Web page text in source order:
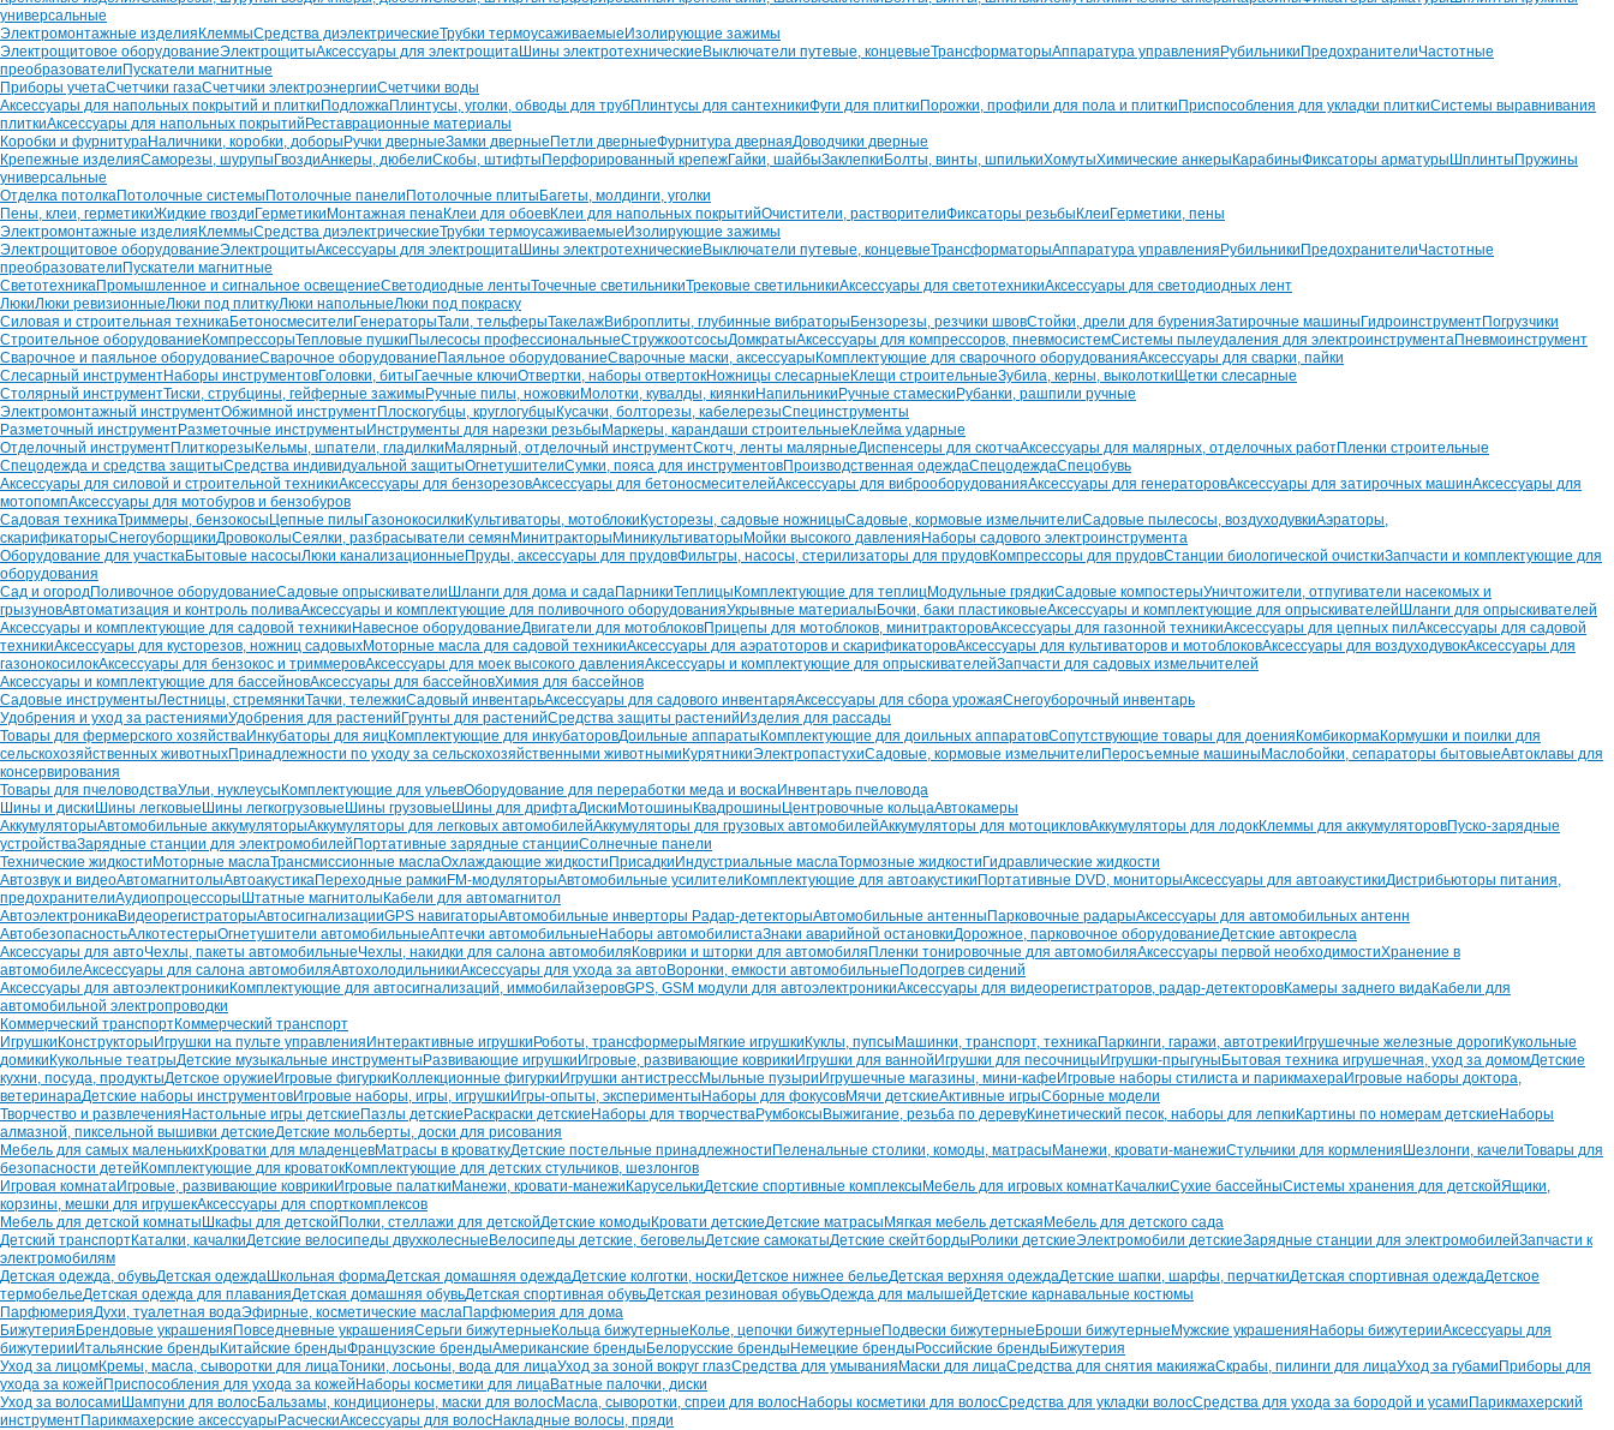
универсальные
Электромонтажные изделия КлеммыСредства диэлектрическиеТрубки термоусаживаемые Изолирующие зажимы
Электрощитовое оборудованиеЭлектрощитыАксессуары для электрощитаШины электротехнические Выключатели путевые, концевыеТрансформаторыАппаратура управления Рубильники ПредохранителиЧастотные
преобразователи Пускатели магнитные
Приборы учетаСчетчики газаСчетчики электроэнергииСчетчики воды
Аксессуары для напольных покрытий и плитки ПодложкаПлинтусы, уголки, обводы для трубПлинтусы для сантехникиФуги для плитки Порожки, профили для пола и плитки Приспособления для укладки плиткиСистемы выравнивания
плиткиАксессуары для напольных покрытий Реставрационные материалы
Коробки и фурнитураНаличники, коробки, доборы Ручки дверныеЗамки дверные Петли дверныеФурнитура двернаяДоводчики дверные
Крепежные изделияСаморезы, шурупы ГвоздиАнкеры, дюбелиСкобы, штифты Перфорированный крепежГайки, шайбыЗаклепки Болты, винты, шпилькиХомутыХимические анкеры КарабиныФиксаторы арматуры Шплинты Пружины
универсальные
Отделка потолкаПотолочные системы Потолочные панели Потолочные плиты Багеты, молдинги, уголки
Пены, клеи, герметикиЖидкие гвозди Герметики Монтажная пенаКлеи для обоевКлеи для напольных покрытийОчистители, растворителиФиксаторы резьбы Клеи Герметики, пены
Электромонтажные изделия КлеммыСредства диэлектрическиеТрубки термоусаживаемые Изолирующие зажимы
Электрощитовое оборудованиеЭлектрощитыАксессуары для электрощитаШины электротехнические Выключатели путевые, концевыеТрансформаторыАппаратура управления Рубильники ПредохранителиЧастотные
преобразователи Пускатели магнитные
СветотехникаПромышленное и сигнальное освещениеСветодиодные лентыТочечные светильникиТрековые светильникиАксессуары для светотехникиАксессуары для светодиодных лент
ЛюкиЛюки ревизионныеЛюки под плиткуЛюки напольныеЛюки под покраску
Силовая и строительная техникаБетоносмесители ГенераторыТали, тельферыТакелажВиброплиты, глубинные вибраторы Бензорезы, резчики швовСтойки, дрели для буренияЗатирочные машины ГидроинструментПогрузчики
Строительное оборудование КомпрессорыТепловые пушки Пылесосы профессиональныеСтружкоотсосыДомкратыАксессуары для компрессоров, пневмосистемСистемы пылеудаления для электроинструментаПневмоинструмент
Сварочное и паяльное оборудованиеСварочное оборудование Паяльное оборудованиеСварочные маски, аксессуары Комплектующие для сварочного оборудованияАксессуары для сварки, пайки
Слесарный инструментНаборы инструментовГоловки, биты Гаечные ключиОтвертки, наборы отвертокНожницы слесарные Клещи строительныеЗубила, керны, выколотки Щетки слесарные
Столярный инструментТиски, струбцины, гейферные зажимы Ручные пилы, ножовки Молотки, кувалды, киянки Напильники Ручные стамески Рубанки, рашпили ручные
Электромонтажный инструментОбжимной инструментПлоскогубцы, круглогубцы Кусачки, болторезы, кабелерезыСпецинструменты
Разметочный инструментРазметочные инструменты Инструменты для нарезки резьбы Маркеры, карандаши строительные Клейма ударные
Отделочный инструментПлиткорезы Кельмы, шпатели, гладилки Малярный, отделочный инструментСкотч, ленты малярныеДиспенсеры для скотчаАксессуары для малярных, отделочных работПленки строительные
Спецодежда и средства защитыСредства индивидуальной защитыОгнетушителиСумки, пояса для инструментовПроизводственная одеждаСпецодеждаСпецобувь
Аксессуары для силовой и строительной техникиАксессуары для бензорезовАксессуары для бетоносмесителейАксессуары для виброоборудованияАксессуары для генераторовАксессуары для затирочных машинАксессуары для
мотопомпАксессуары для мотобуров и бензобуров
Садовая техникаТриммеры, бензокосы Цепные пилы Газонокосилки Культиваторы, мотоблоки Кусторезы, садовые ножницыСадовые, кормовые измельчителиСадовые пылесосы, воздуходувкиАэраторы,
скарификаторыСнегоуборщикиДровоколыСеялки, разбрасыватели семян Минитракторы Миникультиваторы Мойки высокого давления Наборы садового электроинструмента
Оборудование для участкаБытовые насосыЛюки канализационные Пруды, аксессуары для прудовФильтры, насосы, стерилизаторы для прудовКомпрессоры для прудовСтанции биологической очисткиЗапчасти и комплектующие для
оборудования
Сад и огородПоливочное оборудованиеСадовые опрыскиватели Шланги для дома и садаПарникиТеплицы Комплектующие для теплицМодульные грядкиСадовые компостерыУничтожители, отпугиватели насекомых и
грызуновАвтоматизация и контроль поливаАксессуары и комплектующие для поливочного оборудованияУкрывные материалы Бочки, баки пластиковыеАксессуары и комплектующие для опрыскивателей Шланги для опрыскивателей
Аксессуары и комплектующие для садовой техники Навесное оборудованиеДвигатели для мотоблоковПрицепы для мотоблоков, минитракторовАксессуары для газонной техникиАксессуары для цепных пилАксессуары для садовой
техникиАксессуары для кусторезов, ножниц садовыхМоторные масла для садовой техникиАксессуары для аэратоторов и скарификаторовАксессуары для культиваторов и мотоблоковАксессуары для воздуходувокАксессуары для
газонокосилокАксессуары для бензокос и триммеровАксессуары для моек высокого давленияАксессуары и комплектующие для опрыскивателейЗапчасти для садовых измельчителей
Аксессуары и комплектующие для бассейновАксессуары для бассейновХимия для бассейнов
Садовые инструментыЛестницы, стремянкиТачки, тележкиСадовый инвентарьАксессуары для садового инвентаряАксессуары для сбора урожаяСнегоуборочный инвентарь
Удобрения и уход за растениямиУдобрения для растений Грунты для растенийСредства защиты растений Изделия для рассады
Товары для фермерского хозяйстваИнкубаторы для яицКомплектующие для инкубаторовДоильные аппараты Комплектующие для доильных аппаратовСопутствующие товары для доения КомбикормаКормушки и поилки для
сельскохозяйственных животныхПринадлежности по уходу за сельскохозяйственными животными КурятникиЭлектропастухиСадовые, кормовые измельчители Перосъемные машины Маслобойки, сепараторы бытовыеАвтоклавы для
консервирования
Товары для пчеловодстваУльи, нуклеусы Комплектующие для ульевОборудование для переработки меда и воскаИнвентарь пчеловода
Шины и диски Шины легковые Шины легкогрузовые Шины грузовые Шины для дрифтаДиски Мотошины Квадрошины Центровочные кольцаАвтокамеры
АккумуляторыАвтомобильные аккумуляторыАккумуляторы для легковых автомобилейАккумуляторы для грузовых автомобилейАккумуляторы для мотоцикловАккумуляторы для лодокКлеммы для аккумуляторовПуско-зарядные
устройстваЗарядные станции для электромобилей Портативные зарядные станцииСолнечные панели
Технические жидкости Моторные маслаТрансмиссионные маслаОхлаждающие жидкости Присадки Индустриальные маслаТормозные жидкости Гидравлические жидкости
Автозвук и видеоАвтомагнитолыАвтоакустикаПереходные рамки FM-модуляторыАвтомобильные усилители Комплектующие для автоакустики Портативные DVD, мониторыАксессуары для автоакустикиДистрибьюторы питания,
предохранителиАудиопроцессоры Штатные магнитолы Кабели для автомагнитол
АвтоэлектроникаВидеорегистраторыАвтосигнализацииGPS навигаторыАвтомобильные инверторы Радар-детекторыАвтомобильные антенны Парковочные радарыАксессуары для автомобильных антенн
АвтобезопасностьАлкотестерыОгнетушители автомобильныеАптечки автомобильные Наборы автомобилистаЗнаки аварийной остановкиДорожное, парковочное оборудованиеДетские автокресла
Аксессуары для автоЧехлы, пакеты автомобильныеЧехлы, накидки для салона автомобиля Коврики и шторки для автомобиля Пленки тонировочные для автомобиляАксессуары первой необходимостиХранение в
автомобилеАксессуары для салона автомобиляАвтохолодильникиАксессуары для ухода за автоВоронки, емкости автомобильные Подогрев сидений
Аксессуары для автоэлектроники Комплектующие для автосигнализаций, иммобилайзеровGPS, GSM модули для автоэлектроникиАксессуары для видеорегистраторов, радар-детекторовКамеры заднего видаКабели для
автомобильной электропроводки
Коммерческий транспортКоммерческий транспорт
Игрушки Конструкторы Игрушки на пульте управления Интерактивные игрушки Роботы, трансформеры Мягкие игрушки Куклы, пупсы Машинки, транспорт, техникаПаркинги, гаражи, автотреки Игрушечные железные дороги Кукольные
домики Кукольные театрыДетские музыкальные инструменты Развивающие игрушки Игровые, развивающие коврики Игрушки для ванной Игрушки для песочницы Игрушки-прыгуны Бытовая техника игрушечная, уход за домомДетские
кухни, посуда, продуктыДетское оружие Игровые фигурки Коллекционные фигурки Игрушки антистрессМыльные пузыри Игрушечные магазины, мини-кафе Игровые наборы стилиста и парикмахераИгровые наборы доктора,
ветеринараДетские наборы инструментовИгровые наборы, игры, игрушки Игры-опыты, эксперименты Наборы для фокусовМячи детскиеАктивные игрыСборные модели
Творчество и развлечения Настольные игры детские Пазлы детские Раскраски детские Наборы для творчестваРумбоксы Выжигание, резьба по деревуКинетический песок, наборы для лепки Картины по номерам детские Наборы
алмазной, пиксельной вышивки детскиеДетские мольберты, доски для рисования
Мебель для самых маленькихКроватки для младенцевМатрасы в кроваткуДетские постельные принадлежности Пеленальные столики, комоды, матрасы Манежи, кровати-манежиСтульчики для кормления Шезлонги, качелиТовары для
безопасности детей Комплектующие для кроватокКомплектующие для детских стульчиков, шезлонгов
Игровая комнатаИгровые, развивающие коврики Игровые палатки Манежи, кровати-манежи КаруселькиДетские спортивные комплексы Мебель для игровых комнатКачалкиСухие бассейныСистемы хранения для детскойЯщики,
корзины, мешки для игрушекАксессуары для спорткомплексов
Мебель для детской комнаты Шкафы для детской Полки, стеллажи для детскойДетские комоды Кровати детскиеДетские матрасы Мягкая мебель детская Мебель для детского сада
Детский транспортКаталки, качалкиДетские велосипеды двухколесные Велосипеды детские, беговелыДетские самокатыДетские скейтборды Ролики детскиеЭлектромобили детскиеЗарядные станции для электромобилейЗапчасти к
электромобилям
Детская одежда, обувьДетская одеждаШкольная формаДетская домашняя одеждаДетские колготки, носкиДетское нижнее бельеДетская верхняя одеждаДетские шапки, шарфы, перчаткиДетская спортивная одеждаДетское
термобельеДетская одежда для плаванияДетская домашняя обувьДетская спортивная обувьДетская резиновая обувьОдежда для малышейДетские карнавальные костюмы
ПарфюмерияДухи, туалетная водаЭфирные, косметические маслаПарфюмерия для дома
Бижутерия Брендовые украшения Повседневные украшенияСерьги бижутерные Кольца бижутерные Колье, цепочки бижутерные Подвески бижутерные Броши бижутерные Мужские украшения Наборы бижутерииАксессуары для
бижутерии Итальянские бренды Китайские брендыФранцузские брендыАмериканские бренды Белорусские бренды Немецкие бренды Российские бренды Бижутерия
Уход за лицомКремы, масла, сыворотки для лицаТоники, лосьоны, вода для лицаУход за зоной вокруг глазСредства для умывания Маски для лицаСредства для снятия макияжаСкрабы, пилинги для лицаУход за губами Приборы для
ухода за кожей Приспособления для ухода за кожей Наборы косметики для лицаВатные палочки, диски
Уход за волосами Шампуни для волосБальзамы, кондиционеры, маски для волосМасла, сыворотки, спреи для волосНаборы косметики для волосСредства для укладки волосСредства для ухода за бородой и усами Парикмахерский
инструментПарикмахерские аксессуары РасческиАксессуары для волосНакладные волосы, пряди